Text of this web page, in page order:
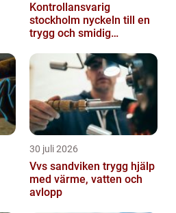
Kontrollansvarig
stockholm nyckeln till en
trygg och smidig
30 juli 2026
Vvs sandviken trygg hjälp
med värme, vatten och
avlopp